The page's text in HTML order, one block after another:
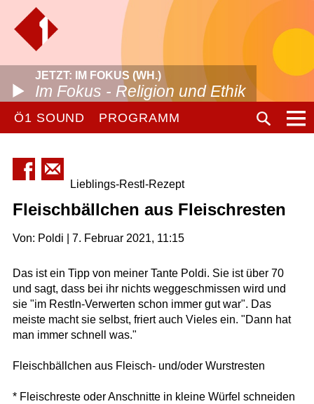
JETZT: IM FOKUS (WH.)
Im Fokus - Religion und Ethik
Ö1 SOUND PROGRAMM
Lieblings-Restl-Rezept
Fleischbällchen aus Fleischresten
Von: Poldi | 7. Februar 2021, 11:15
Das ist ein Tipp von meiner Tante Poldi. Sie ist über 70
und sagt, dass bei ihr nichts weggeschmissen wird und
sie "im Restln-Verwerten schon immer gut war". Das
meiste macht sie selbst, friert auch Vieles ein. "Dann hat
man immer schnell was."
Fleischbällchen aus Fleisch- und/oder Wurstresten
* Fleischreste oder Anschnitte in kleine Würfel schneiden